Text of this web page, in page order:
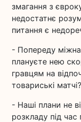
змагання з
недостатнє
питання є
- Попереду
плануєте нею
гравцям на
товариські матчі?
- Наші плани не
розкладу під час